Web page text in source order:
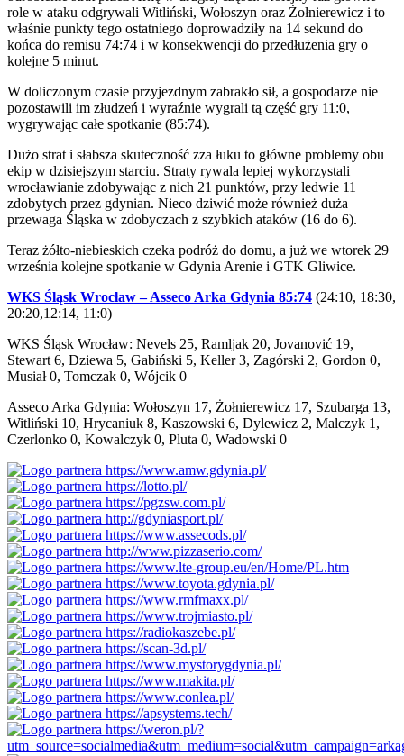
role w ataku odgrywali Witliński, Wołoszyn oraz Żołnierewicz i to
właśnie punkty tego ostatniego doprowadziły na 14 sekund do
końca do remisu 74:74 i w konsekwencji do przedłużenia gry o
kolejne 5 minut.
W doliczonym czasie przyjezdnym zabrakło sił, a gospodarze nie
pozostawili im złudzeń i wyraźnie wygrali tą część gry 11:0,
wygrywając całe spotkanie (85:74).
Dużo strat i słabsza skuteczność zza łuku to główne problemy obu
ekip w dzisiejszym starciu. Straty rywala lepiej wykorzystali
wrocławianie zdobywając z nich 21 punktów, przy ledwie 11
zdobytych przez gdynian. Nieco dziwić może również duża
przewaga Śląska w zdobyczach z szybkich ataków (16 do 6).
Teraz żółto-niebieskich czeka podróż do domu, a już we wtorek 29
września kolejne spotkanie w Gdynia Arenie i GTK Gliwice.
WKS Śląsk Wrocław – Asseco Arka Gdynia 85:74 (24:10, 18:30,
20:20,12:14, 11:0)
WKS Śląsk Wrocław: Nevels 25, Ramljak 20, Jovanović 19,
Stewart 6, Dziewa 5, Gabiński 5, Keller 3, Zagórski 2, Gordon 0,
Musiał 0, Tomczak 0, Wójcik 0
Asseco Arka Gdynia: Wołoszyn 17, Żołnierewicz 17, Szubarga 13,
Witliński 10, Hrycaniuk 8, Kaszowski 6, Dylewicz 2, Malczyk 1,
Czerlonko 0, Kowalczyk 0, Pluta 0, Wadowski 0